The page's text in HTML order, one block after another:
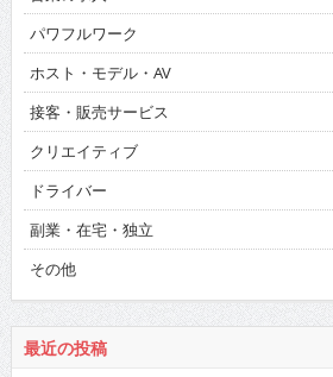
パワフルワーク
ホスト・モデル・AV
接客・販売サービス
クリエイティブ
ドライバー
副業・在宅・独立
その他
最近の投稿